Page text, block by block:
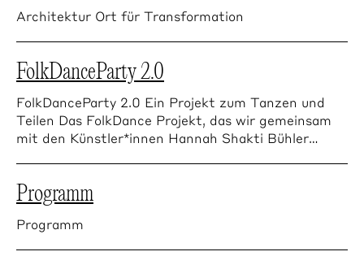
Architektur Ort für Transformation
FolkDanceParty 2.0
FolkDanceParty 2.0 Ein Projekt zum Tanzen und
Teilen Das FolkDance Projekt, das wir gemeinsam
mit den Künstler*innen Hannah Shakti Bühler…
Programm
Programm